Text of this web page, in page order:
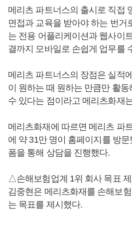
메리츠 파트너스의 출시로 직접
면접과 교육을 받아야 하는 번거
는 전용 어플리케이션과 웹사이
결까지 모바일로 손쉽게 업무를
메리츠 파트너스의 장점은 실적
이 원하는 때 원하는 만큼만 활
수 있다는 점이라고 메리츠화재
메리츠화재에 따르면 메리츠 파
에 약 31만 명이 홈페이지를 방
폼을 통해 상담을 진행했다.
△손해보험업계 1위 회사 목표
김중현은 메리츠화재를 손해보
는 목표를 제시했다.